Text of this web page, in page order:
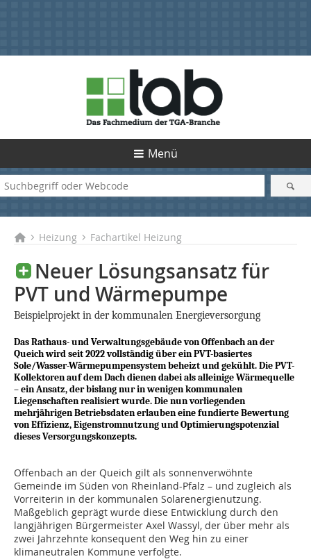
Menü
Heizung Fachartikel Heizung
Neuer Lösungsansatz für
PVT und Wärmepumpe
Beispielprojekt in der kommunalen Energieversorgung
Das Rathaus- und Verwaltungsgebäude von Offenbach an der
Queich wird seit 2022 vollständig über ein PVT-basiertes
Sole/Wasser-Wärmepumpensystem beheizt und gekühlt. Die PVT-
Kollektoren auf dem Dach dienen dabei als alleinige Wärmequelle
– ein Ansatz, der bislang nur in wenigen kommunalen
Liegenschaften realisiert wurde. Die nun vorliegenden
mehrjährigen Betriebsdaten erlauben eine fundierte Bewertung
von Effizienz, Eigenstromnutzung und Optimierungspotenzial
dieses Versorgungskonzepts.
Offenbach an der Queich gilt als sonnenverwöhnte
Gemeinde im Süden von Rheinland-Pfalz – und zugleich als
Vorreiterin in der kommunalen Solarenergienutzung.
Maßgeblich geprägt wurde diese Entwicklung durch den
langjährigen Bürgermeister Axel Wassyl, der über mehr als
zwei Jahrzehnte konsequent den Weg hin zu einer
klimaneutralen Kommune verfolgte.